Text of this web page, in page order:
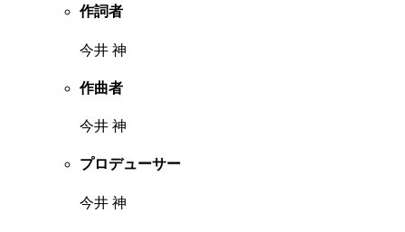
作詞者
今井 神
作曲者
今井 神
プロデューサー
今井 神